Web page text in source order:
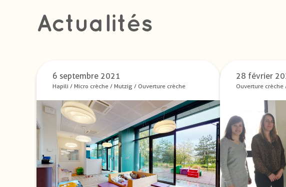
Actualités
6 septembre 2021
Hapili / Micro crèche / Mutzig / Ouverture crèche
28 février
Ouverture crèche